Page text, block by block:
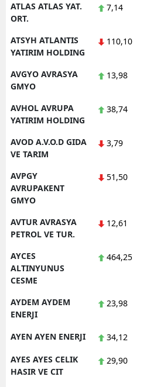
ATLAS ATLAS YAT.
ORT.
7,14
ATSYH ATLANTIS
YATIRIM HOLDING
110,10
AVGYO AVRASYA
GMYO
13,98
AVHOL AVRUPA
YATIRIM HOLDING
38,74
AVOD A.V.O.D GIDA
VE TARIM
3,79
AVPGY
AVRUPAKENT
GMYO
51,50
AVTUR AVRASYA
PETROL VE TUR.
12,61
AYCES
ALTINYUNUS
CESME
464,25
AYDEM AYDEM
ENERJI
23,98
AYEN AYEN ENERJI 34,12
AYES AYES CELIK
HASIR VE CIT
29,90